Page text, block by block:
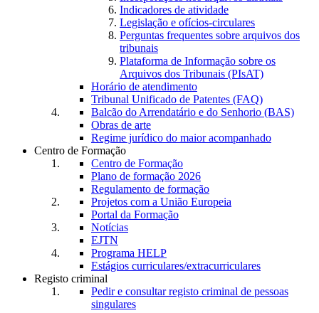
Indicadores de atividade
Legislação e ofícios-circulares
Perguntas frequentes sobre arquivos dos
tribunais
Plataforma de Informação sobre os
Arquivos dos Tribunais (PIsAT)
Horário de atendimento
Tribunal Unificado de Patentes (FAQ)
Balcão do Arrendatário e do Senhorio (BAS)
Obras de arte
Regime jurídico do maior acompanhado
Centro de Formação
Centro de Formação
Plano de formação 2026
Regulamento de formação
Projetos com a União Europeia
Portal da Formação
Notícias
EJTN
Programa HELP
Estágios curriculares/extracurriculares
Registo criminal
Pedir e consultar registo criminal de pessoas
singulares